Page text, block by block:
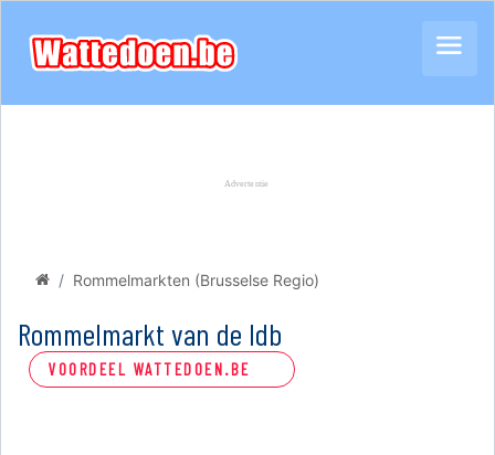
Rommelmarkten (Brusselse Regio)
Rommelmarkt van de Idb
VOORDEEL WATTEDOEN.BE